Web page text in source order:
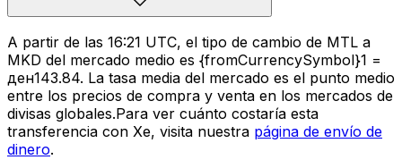
A partir de las 16:21 UTC, el tipo de cambio de MTL a
MKD del mercado medio es {fromCurrencySymbol}1 =
ден143.84. La tasa media del mercado es el punto medio
entre los precios de compra y venta en los mercados de
divisas globales.Para ver cuánto costaría esta
transferencia con Xe, visita nuestra página de envío de
dinero.